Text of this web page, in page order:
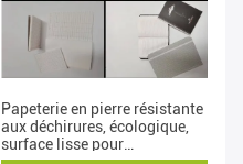
Papeterie en pierre résistante
aux déchirures, écologique,
surface lisse pour